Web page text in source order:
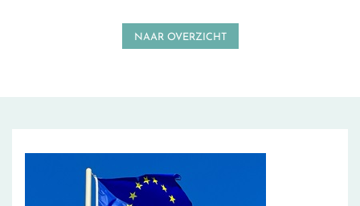
NAAR OVERZICHT